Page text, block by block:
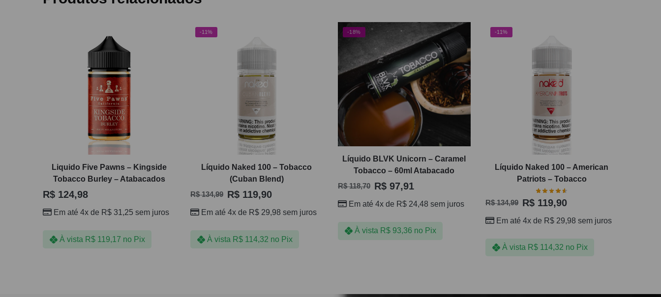
Liquido Five Pawns – Kingside
Tobacco Burley – Atabacados
R$ 124,98
Em até 4x de R$ 31,25 sem juros
À vista R$119,17 no Pix
-11%
Líquido Naked 100 – Tobacco
(Cuban Blend)
R$134,99 R$ 119,90
Em até 4x de R$ 29,98 sem juros
À vista R$114,32 no Pix
-18%
Líquido BLVK Unicorn – Caramel
Tobacco – 60ml Atabacado
R$118,70 R$97,91
Em até 4x de R$24,48 sem juros
À vista R$93,36 no Pix
-11%
Líquido Naked 100 – American
Patriots – Tobacco
R$134,99 R$119,90
Em até 4x de R$29,98 sem juros
À vista R$114,32 no Pix